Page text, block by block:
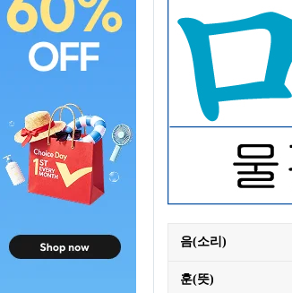
음(소리)
훈(뜻)